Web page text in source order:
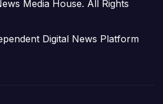
Media House. All Rights
Digital News Platform